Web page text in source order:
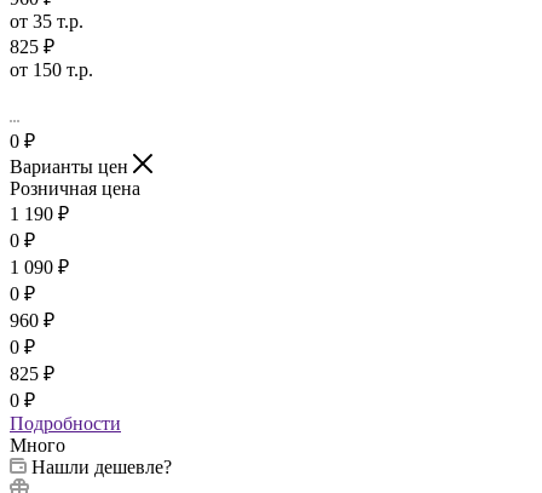
960 ₽
от 35 т.р.
825 ₽
от 150 т.р.
0₽
Варианты цен
Розничная цена
1 190
1 090
960
825
0₽
Подробности
Много
Нашли дешевле?